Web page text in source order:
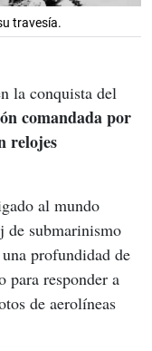
travesía.
la conquista del
comandada por
relojes
al mundo
de submarinismo
profundidad de
para responder a
de aerolíneas